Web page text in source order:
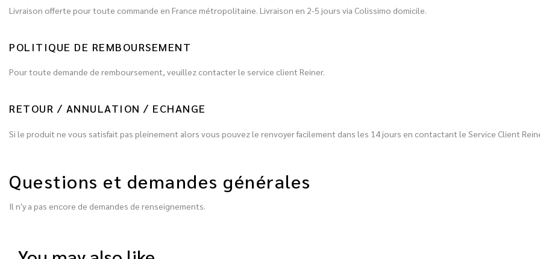
Livraison offerte pour toute commande en France métropolitaine. Livraison en 2-5 jours via Colissimo domicile.
POLITIQUE DE REMBOURSEMENT
Pour toute demande de remboursement, veuillez contacter le service client Reiner.
RETOUR / ANNULATION / ECHANGE
Si le produit ne vous satisfait pas pleinement alors vous pouvez le renvoyer facilement dans les 14 jours en contactant le Service Client
Questions et demandes générales
Il n'y a pas encore de demandes de renseignements.